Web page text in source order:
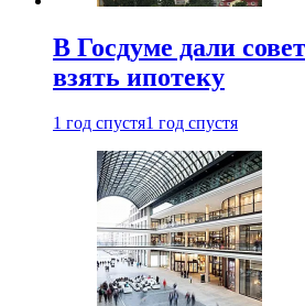
В Госдуме дали
взять ипотеку
1 год спустя1 год спустя